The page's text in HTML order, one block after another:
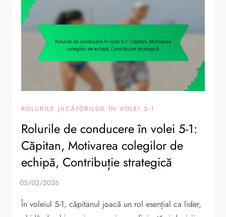
ROLURILE JUCĂTORILOR ÎN VOLEI 5-1
Rolurile de conducere în volei 5-1:
Căpitan, Motivarea colegilor de
echipă, Contribuție strategică
În voleiul 5-1, căpitanul joacă un rol esențial ca lider,